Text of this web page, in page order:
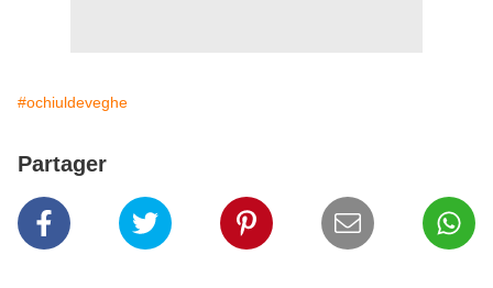
#ochiuldeveghe
Partager